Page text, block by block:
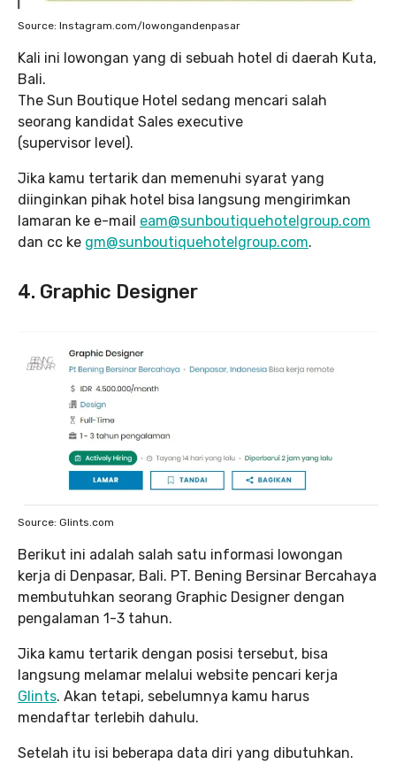
Source: Instagram.com/lowongandenpasar
Kali ini lowongan yang di sebuah hotel di daerah Kuta,
Bali.
The Sun Boutique Hotel sedang mencari salah
seorang kandidat Sales executive
(supervisor level).
Jika kamu tertarik dan memenuhi syarat yang
diinginkan pihak hotel bisa langsung mengirimkan
lamaran ke e-mail eam@sunboutiquehotelgroup.com
dan cc ke gm@sunboutiquehotelgroup.com.
4. Graphic Designer
Source: Glints.com
Berikut ini adalah salah satu informasi lowongan
kerja di Denpasar, Bali. PT. Bening Bersinar Bercahaya
membutuhkan seorang Graphic Designer dengan
pengalaman 1-3 tahun.
Jika kamu tertarik dengan posisi tersebut, bisa
langsung melamar melalui website pencari kerja
Glints. Akan tetapi, sebelumnya kamu harus
mendaftar terlebih dahulu.
Setelah itu isi beberapa data diri yang dibutuhkan.